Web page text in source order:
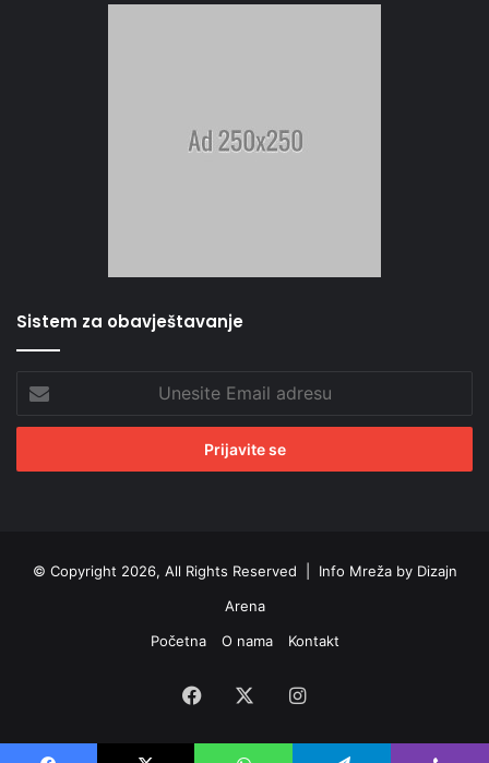
Sistem za obavještavanje
Email
adresu
© Copyright 2026, All Rights Reserved | Info Mreža by Dizajn
Arena
Početna
O nama Kontakt
Facebook Instagram